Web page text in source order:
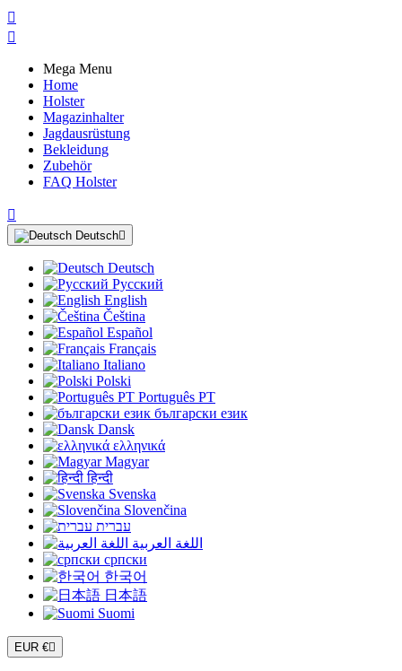


Mega Menu
Home
Holster
Magazinhalter
Jagdausrüstung
Bekleidung
Zubehör
FAQ Holster

Deutsch
Deutsch
Русский
English
Čeština
Español
Français
Italiano
Polski
Português PT
български език
Dansk
ελληνικά
Magyar
हिन्दी
Svenska
Slovenčina
עברית
اللغة العربية
српски
한국어
日本語
Suomi
EUR €